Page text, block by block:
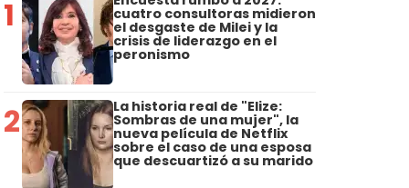
1 cuatro consultoras midieron
el desgaste de Milei y la
crisis de liderazgo en el
peronismo
2 La historia real de "Elize:
Sombras de una mujer", la
nueva película de Netflix
sobre el caso de una esposa
que descuartizó a su marido